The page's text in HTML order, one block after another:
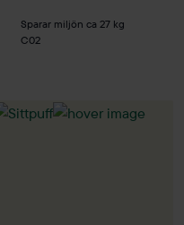
Sparar miljön ca 27 kg
C02